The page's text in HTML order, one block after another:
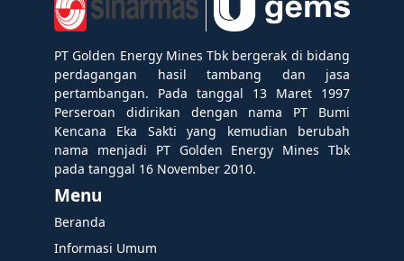
PT Golden Energy Mines Tbk bergerak di bidang
perdagangan hasil tambang dan jasa
pertambangan. Pada tanggal 13 Maret 1997
Perseroan didirikan dengan nama PT Bumi
Kencana Eka Sakti yang kemudian berubah
nama menjadi PT Golden Energy Mines Tbk
pada tanggal 16 November 2010.
Menu
Beranda
Informasi Umum